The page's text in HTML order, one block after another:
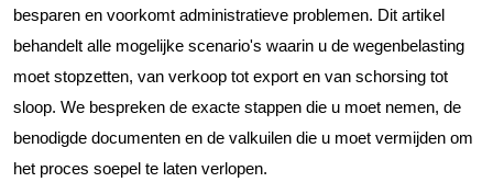
besparen en voorkomt administratieve problemen. Dit artikel
behandelt alle mogelijke scenario's waarin u de wegenbelasting
moet stopzetten, van verkoop tot export en van schorsing tot
sloop. We bespreken de exacte stappen die u moet nemen, de
benodigde documenten en de valkuilen die u moet vermijden om
het proces soepel te laten verlopen.